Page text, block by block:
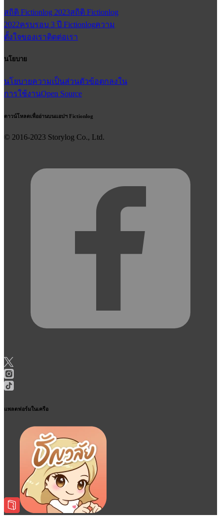
สถิติ Fictionlog 2023สถิติ Fictionlog
2022ครบรอบ 3 ปี Fictionlogความ
ตั้งใจของเราติดต่อเรา
นโยบาย
นโยบายความเป็นส่วนตัวข้อตกลงใน
การใช้งานOpen Source
ดาวน์โหลดเพื่ออ่านบนแอปฯ Fictionlog
© 2016-2023 Storylog Co., Ltd.
แพลตฟอร์มในเครือ